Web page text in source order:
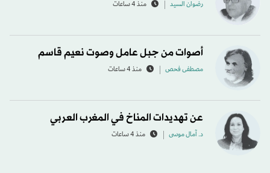
رضوان السيد منذ 4 ساعات
أصوات من جبل عامل وصوت نعيم قاسم
مصطفى فحص منذ 4 ساعات
عن تهديدات المناخ في المغرب العربي
د. آمال موسى منذ 4 ساعات